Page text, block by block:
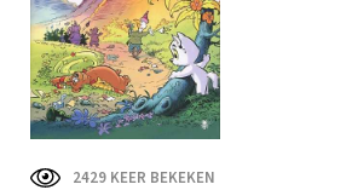
2429 KEER BEKEKEN